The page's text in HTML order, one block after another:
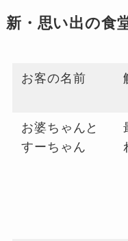
新・思い出の食
お客の名前
お婆ちゃんと
すーちゃん